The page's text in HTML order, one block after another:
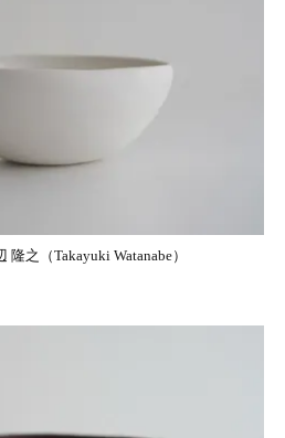
隆之（Takayuki Watanabe）